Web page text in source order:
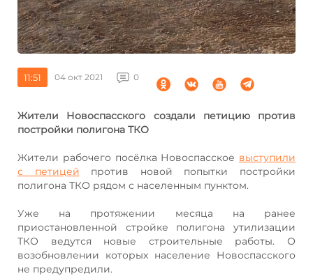
11:51 04 окт 2021 0
Жители Новоспасского создали петицию против
постройки полигона ТКО
Жители рабочего посёлка Новоспасское выступили
с петицей против новой попытки постройки
полигона ТКО рядом с населенным пунктом.
Уже на протяжении месяца на ранее
приостановленной стройке полигона утилизации
ТКО ведутся новые строительные работы. О
возобновлении которых население Новоспасского
не предупредили.